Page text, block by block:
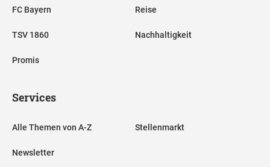
FC Bayern
TSV 1860
Promis
Reise
Nachhaltigkeit
Services
Alle Themen von A-Z
Newsletter
Stellenmarkt